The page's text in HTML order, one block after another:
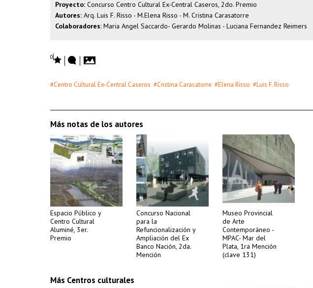
Proyecto: Concurso Centro Cultural Ex-Central Caseros, 2do. Premio
Autores: Arq. Luis F. Risso - M.Elena Risso - M. Cristina Carasatorre
Colaboradores: Maria Angel Saccardo- Gerardo Molinas - Luciana Fernandez Reimers
0
#Centro Cultural Ex-Central Caseros #Cristina Carasatorre #Elena Risso #Luis F. Risso
Más notas de los autores
Espacio Público y
Centro Cultural
Aluminé, 3er.
Premio
Concurso Nacional
para la
Refuncionalización y
Ampliación del Ex
Banco Nación, 2da.
Mención
Museo Provincial
de Arte
Contemporáneo -
MPAC- Mar del
Plata, 1ra Mención
(clave 131)
Más Centros culturales